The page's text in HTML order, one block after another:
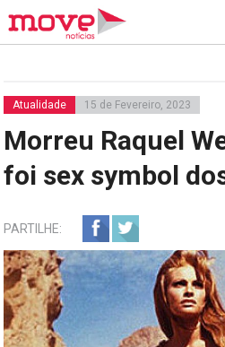
Atualidade 15 de Fevereiro, 2023
Morreu Raquel
foi sex symbol
PARTILHE: